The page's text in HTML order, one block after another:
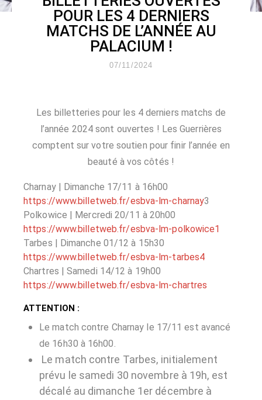
POUR LES 4 DERNIERS
MATCHS DE L’ANNÉE AU
PALACIUM !
07/11/2024
Les billetteries pour les 4 derniers matchs de
l’année 2024 sont ouvertes ! Les Guerrières
comptent sur votre soutien pour finir l’année en
beauté à vos côtés !
Charnay| Dimanche 17/11 à 16h00
https://www.billetweb.fr/esbva-lm-charnay3
Polkowice | Mercredi 20/11 à 20h00
https://www.billetweb.fr/esbva-lm-polkowice1
Tarbes | Dimanche 01/12 à 15h30
https://www.billetweb.fr/esbva-lm-tarbes4
Chartres | Samedi 14/12 à 19h00
https://www.billetweb.fr/esbva-lm-chartres
ATTENTION :
Le match contre Charnay le 17/11 est avancé
de 16h30 à 16h00.
Le match contre Tarbes, initialement
prévu le samedi 30 novembre à 19h, est
décalé au dimanche 1er décembre à